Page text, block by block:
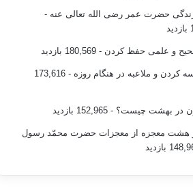
حضرت عمر رضی الله تعالی عنه -
و علمی حفظ کردن - 180,569 بازدید
کردن و ملاعبه در هنگام روزه
- 173,616
در بهشت چیست؟ - 152,965 بازدید
هشت معجزه از معجزات حضرت محمّد رسول